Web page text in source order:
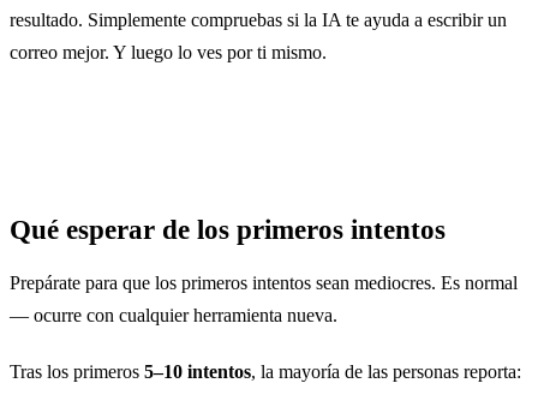
Preocupación por el impacto 29
resultado. Simplemente compruebas si la IA te ayuda a escribir un
correo mejor. Y luego lo ves por ti mismo.
Qué esperar de los primeros intentos
Prepárate para que los primeros intentos sean mediocres. Es normal
— ocurre con cualquier herramienta nueva.
Tras los primeros 5–10 intentos, la mayoría de las personas reporta: